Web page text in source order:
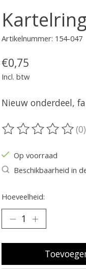
Artikelnummer: 154-047
€0,75
Incl. btw
Nieuw onderdeel,
De beoordeling (0)
Op voorraad
Beschikbaarheid in
Hoeveelheid: